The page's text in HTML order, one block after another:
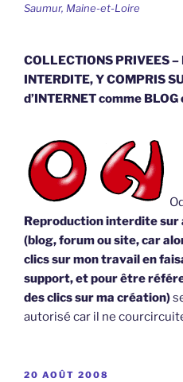
Saumur, Maine-et-Loire
COLLECTIONS PRIVEES –
INTERDITE, Y COMPRIS
d’INTERNET comme BLOG
Reproduction interdite
(blog, forum ou site, car
clics sur mon travail en
support, et pour être
des clics sur ma création)
autorisé car il ne
PUBLIÉ
20 AOÛT 2008